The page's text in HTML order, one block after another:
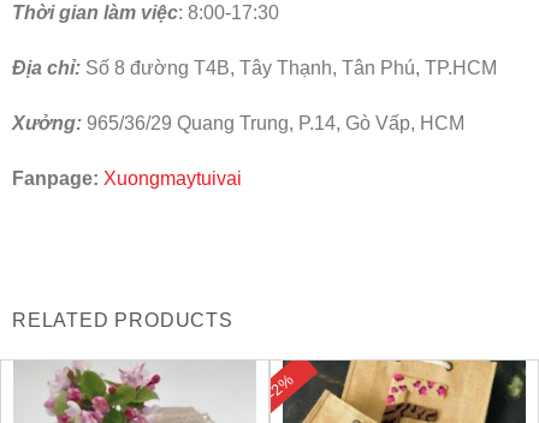
Thời gian làm việc: 8:00-17:30
Địa chỉ: Số 8 đường T4B, Tây Thạnh, Tân Phú, TP.HCM
Xưởng: 965/36/29 Quang Trung, P.14, Gò Vấp, HCM
Fanpage: Xuongmaytuivai
RELATED PRODUCTS
-2%